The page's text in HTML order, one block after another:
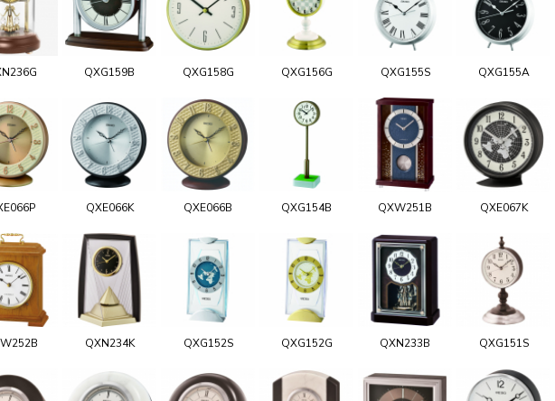
QXG159B QXG158G QXG156G QXG155S QXG155A
QXE066K QXE066B QXG154B QXW251B QXE067K
QXN234K QXG152S QXG152G QXN233B QXG151S